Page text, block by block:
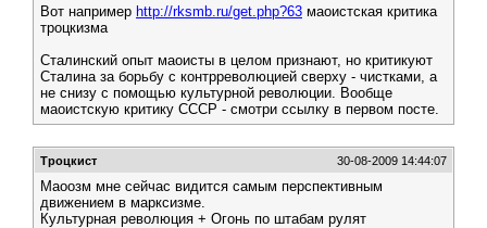
Вот например http://rksmb.ru/get.php?63 маоистская критика
троцкизма
Сталинский опыт маоисты в целом признают, но критикуют
Сталина за борьбу с контрреволюцией сверху - чистками, а
не снизу с помощью культурной революции. Вообще
маоистскую критику СССР - смотри ссылку в первом посте.
Троцкист 30-08-2009 14:44:07
Маоозм мне сейчас видится самым перспективным
движением в марксизме.
Культурная революция + Огонь по штабам рулят